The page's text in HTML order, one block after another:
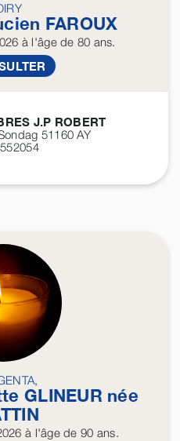
FAROUX
à l'âge de 80 ans.
J.P ROBERT
51160AY
GLINEUR née
à l'âge de 90 ans.